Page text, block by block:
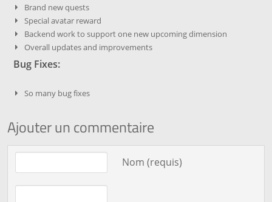
Brand new quests
Special avatar reward
Backend work to support one new upcoming dimension
Overall updates and improvements
Bug Fixes:
So many bug fixes
Ajouter un commentaire
Nom (requis)
Texte du commentaire